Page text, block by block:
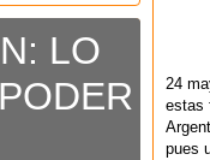
LO
24
estas
pues